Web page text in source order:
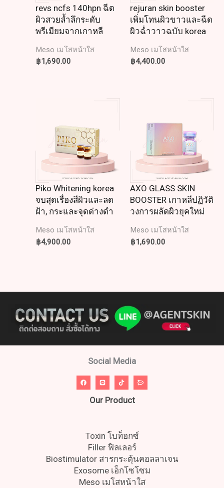
revs ncfs 140hpn ฉีด
ผิวสวยล้ำลึกระดับ
พรีเมียมจากเกาหลี
Meso เมโสหน้าใส
฿1,690.00
rejuran skin booster
เพิ่มโทนผิวขาวและฉีด
ผิวฉ่ำวาวฉบับ korea
Meso เมโสหน้าใส
฿4,400.00
Piko Whitening korea
จบสุดเรื่องสีผิวและลด
ฝ้า, กระและจุดด่างดำ
Meso เมโสหน้าใส
฿4,900.00
AXO GLASS SKIN
BOOSTER เกาหลีปฏิวัติ
วงการผลัดผิวยุคใหม่
Meso เมโสหน้าใส
฿1,690.00
Social Media
Our Product
Toxin โบท็อกซ์
Filler ฟิลเลอร์
Biostimulator สารกระตุ้นคอลลาเจน
Exosome เอ็กโซโซม
Meso เมโสหน้าใส